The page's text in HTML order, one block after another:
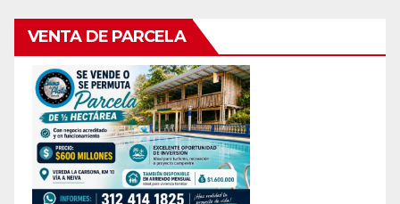
VENTA DE PARCELA